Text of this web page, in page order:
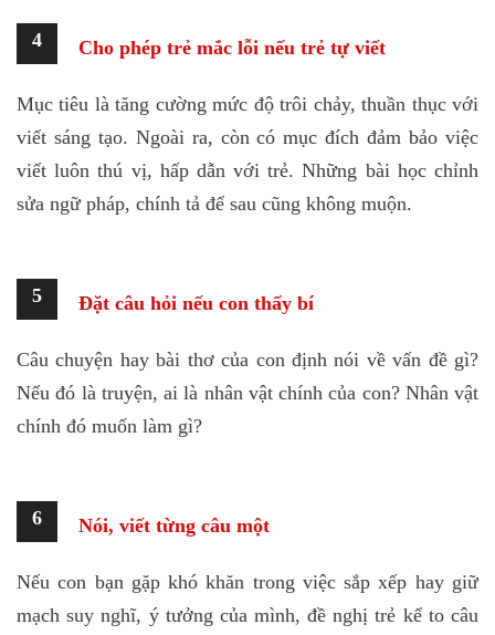
4 Cho phép trẻ mắc lỗi nếu trẻ tự viết
Mục tiêu là tăng cường mức độ trôi chảy, thuần thục với
viết sáng tạo. Ngoài ra, còn có mục đích đảm bảo việc
viết luôn thú vị, hấp dẫn với trẻ. Những bài học chỉnh
sửa ngữ pháp, chính tả để sau cũng không muộn.
5 Đặt câu hỏi nếu con thấy bí
Câu chuyện hay bài thơ của con định nói về vấn đề gì?
Nếu đó là truyện, ai là nhân vật chính của con? Nhân vật
chính đó muốn làm gì?
6 Nói, viết từng câu một
Nếu con bạn gặp khó khăn trong việc sắp xếp hay giữ
mạch suy nghĩ, ý tưởng của mình, đề nghị trẻ kể to câu